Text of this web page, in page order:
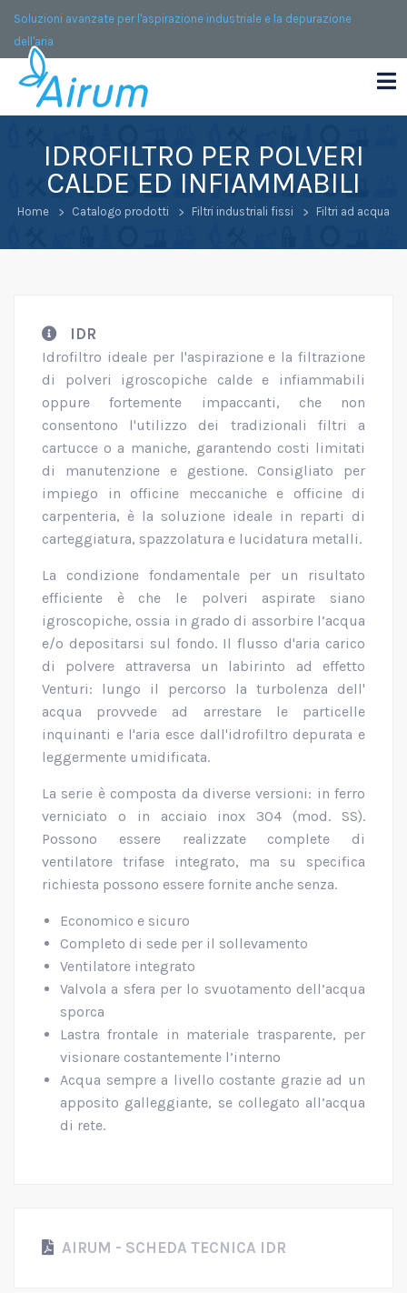
Soluzioni avanzate per l'aspirazione industriale e la depurazione
dell'aria
IDROFILTRO PER POLVERI
CALDE ED INFIAMMABILI
Home Catalogo prodotti Filtri industriali fissi Filtri ad acqua
IDR
Idrofiltro ideale per l'aspirazione e la filtrazione
di polveri igroscopiche calde e infiammabili
oppure fortemente impaccanti, che non
consentono l'utilizzo dei tradizionali filtri a
cartucce o a maniche, garantendo costi limitati
di manutenzione e gestione. Consigliato per
impiego in officine meccaniche e officine di
carpenteria, è la soluzione ideale in reparti di
carteggiatura, spazzolatura e lucidatura metalli.
La condizione fondamentale per un risultato
efficiente è che le polveri aspirate siano
igroscopiche, ossia in grado di assorbire l’acqua
e/o depositarsi sul fondo. Il flusso d'aria carico
di polvere attraversa un labirinto ad effetto
Venturi: lungo il percorso la turbolenza dell'
acqua provvede ad arrestare le particelle
inquinanti e l'aria esce dall'idrofiltro depurata e
leggermente umidificata.
La serie è composta da diverse versioni: in ferro
verniciato o in acciaio inox 304 (mod. SS).
Possono essere realizzate complete di
ventilatore trifase integrato, ma su specifica
richiesta possono essere fornite anche senza.
Economico e sicuro
Completo di sede per il sollevamento
Ventilatore integrato
Valvola a sfera per lo svuotamento dell’acqua
sporca
Lastra frontale in materiale trasparente, per
visionare costantemente l’interno
Acqua sempre a livello costante grazie ad un
apposito galleggiante, se collegato all’acqua
di rete.
AIRUM - SCHEDA TECNICA IDR